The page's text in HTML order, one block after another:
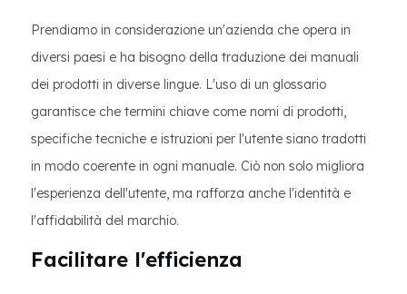
Prendiamo in considerazione un'azienda che opera in
diversi paesi e ha bisogno della traduzione dei manuali
dei prodotti in diverse lingue. L'uso di un glossario
garantisce che termini chiave come nomi di prodotti,
specifiche tecniche e istruzioni per l'utente siano tradotti
in modo coerente in ogni manuale. Ciò non solo migliora
l'esperienza dell'utente, ma rafforza anche l'identità e
l'affidabilità del marchio.
Facilitare l'efficienza